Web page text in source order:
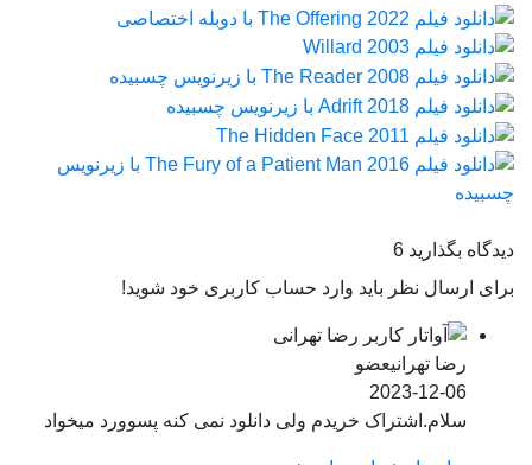
دیدگاه بگذارید 6
برای ارسال نظر باید وارد حساب کاربری خود شوید!
رضا تهرانیعضو
2023-12-06
سلام.اشتراک خریدم ولی دانلود نمی کنه پسوورد میخواد